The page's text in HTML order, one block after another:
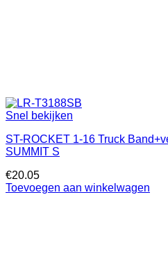
Snel bekijken
ST-ROCKET 1-16 Truck
SUMMIT S
€20.05
Toevoegen aan winkelwagen